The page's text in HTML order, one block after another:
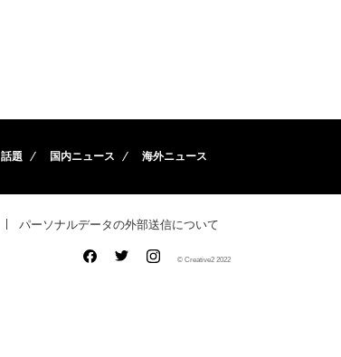
話題 国内ニュース 海外ニュース
パーソナルデータの外部送信について
© Creative2 2022